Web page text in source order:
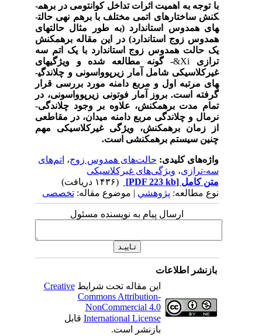
با توجه به اهمیت اثرات تداخل کوانتومی در برهم­
کنش ساختارهای اتمی مختلف با برهم نهی حالت­
های همدوس استاندارد (به طور مثال حالت­های
همدوس زوج استاندارد) در این مقاله برهم­کنش
یک حالت­ همدوس زوج استاندارد با یک اتم سه
ترازی &Xi- گونه مطالعه شده و ویژگی­های
غیرکلاسیکی شامل آمار زیرپوواسونی و چلاندگی­
های مرتبه اول و مربع دامنه مورد بررسی قرار
گرفته است. بروز آمار فوتونی زیرپوواسونی، در
تمام مدت برهم­کنش، علاوه بر وجود چلاندگی­
نرمال و چلاندگی مربع دامنه میدان، در مقاطعی
از زمان برهم­کنش، ویژگی غیرکلاسیکی مهم
چنین سیستم برهم­کنشی است.
واژه‌های کلیدی:حالت‌های همدوس زوج،اتم‌های
سه-ترازی،ویژگی‌های غیرکلاسیکی
متن کامل[PDF 223 kb]
نوع مطالعه:پژوهشي| موضوع مقاله:تخصصی
ارسال پیام به نویسنده مسئول
بازنشر اطلاعات
این مقاله تحت شرایطCreative
Commons Attribution-
NonCommercial 4.0
International Licenseقابل
بازنشر است.